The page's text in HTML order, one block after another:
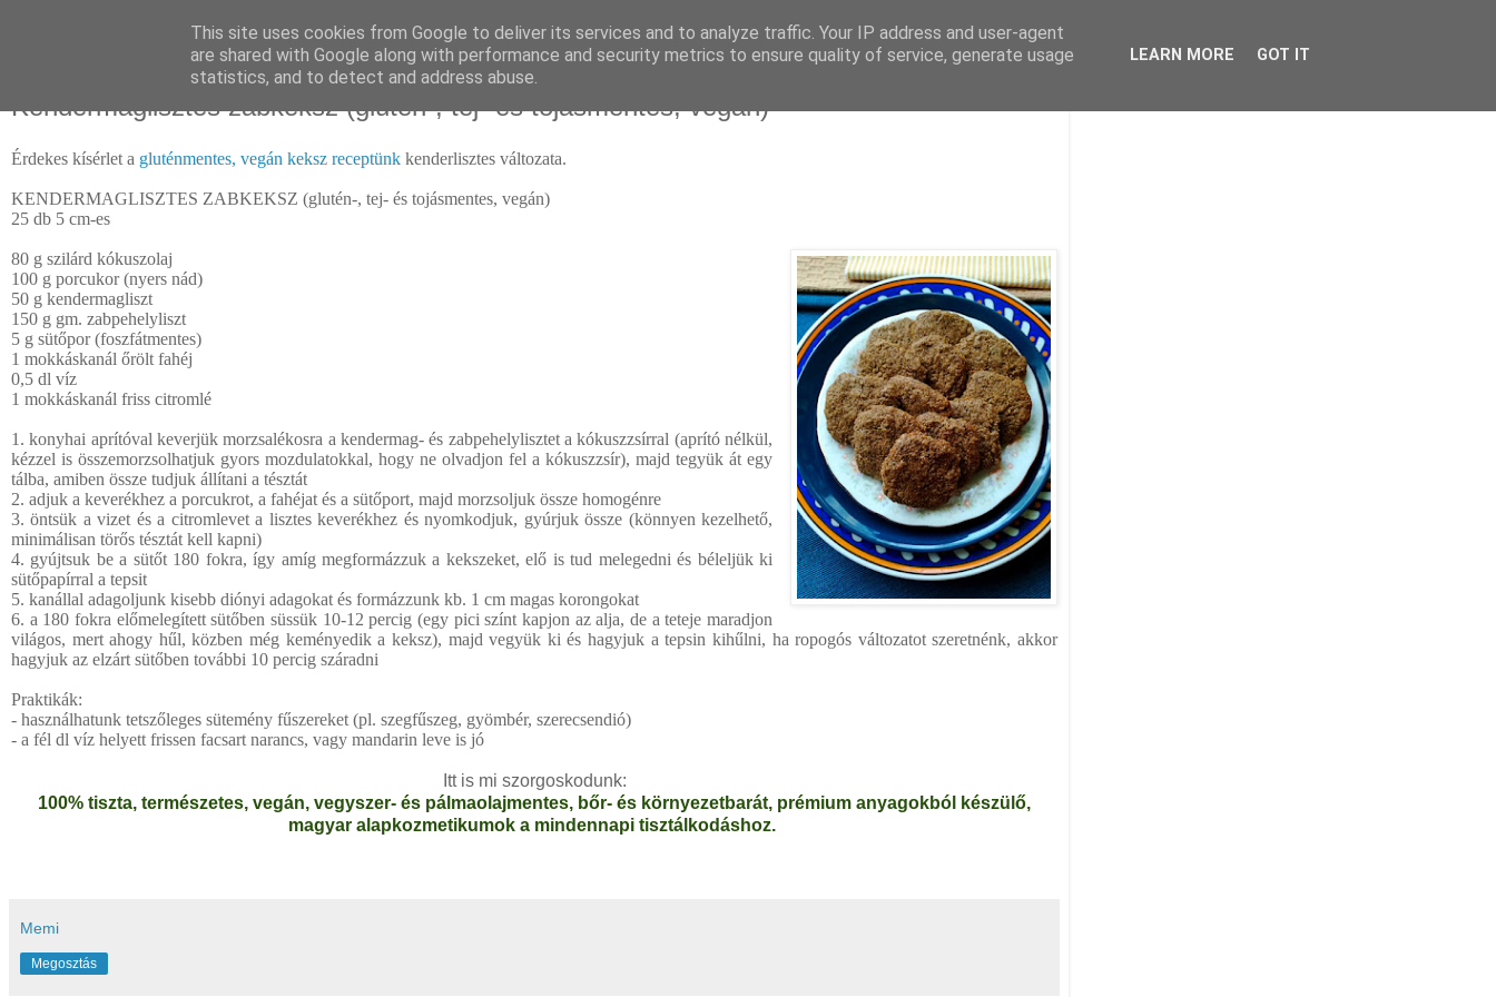
vasárnap, november 05, 2023
Kendermaglisztes zabkeksz (glutén-, tej- és tojásmentes, vegán)
Érdekes kísérlet a gluténmentes, vegán keksz receptünk kenderlisztes változata.
KENDERMAGLISZTES ZABKEKSZ (glutén-, tej- és tojásmentes, vegán)
25 db 5 cm-es
80 g szilárd kókuszolaj
100 g porcukor (nyers nád)
50 g kendermagliszt
150 g gm. zabpehelyliszt
5 g sütőpor (foszfátmentes)
1 mokkáskanál őrölt fahéj
0,5 dl víz
1 mokkáskanál friss citromlé
1. konyhai aprítóval keverjük morzsalékosra a kendermag- és zabpehelylisztet a kókuszzsírral (aprító nélkül,
kézzel is összemorzsolhatjuk gyors mozdulatokkal, hogy ne olvadjon fel a kókuszzsír), majd tegyük át egy
tálba, amiben össze tudjuk állítani a tésztát
2. adjuk a keverékhez a porcukrot, a fahéjat és a sütőport, majd morzsoljuk össze homogénre
3. öntsük a vizet és a citromlevet a lisztes keverékhez és nyomkodjuk, gyúrjuk össze (könnyen kezelhető,
minimálisan törős tésztát kell kapni)
4. gyújtsuk be a sütőt 180 fokra, így amíg megformázzuk a kekszeket, elő is tud melegedni és béleljük ki
sütőpapírral a tepsit
5. kanállal adagoljunk kisebb diónyi adagokat és formázzunk kb. 1 cm magas korongokat
6. a 180 fokra előmelegített sütőben süssük 10-12 percig (egy pici színt kapjon az alja, de a teteje maradjon
világos, mert ahogy hűl, közben még keményedik a keksz), majd vegyük ki és hagyjuk a tepsin kihűlni, ha ropogós változatot szeretnénk, akkor
hagyjuk az elzárt sütőben további 10 percig száradni
Praktikák:
- használhatunk tetszőleges sütemény fűszereket (pl. szegfűszeg, gyömbér, szerecsendió)
- a fél dl víz helyett frissen facsart narancs, vagy mandarin leve is jó
Itt is mi szorgoskodunk:
100% tiszta, természetes, vegán, vegyszer- és pálmaolajmentes, bőr- és környezetbarát, prémium anyagokból készülő,
magyar alapkozmetikumok a mindennapi tisztálkodáshoz.
Memi
Megosztás
This site uses cookies from Google to deliver its services and to analyze traffic. Your IP address and user-agent
are shared with Google along with performance and security metrics to ensure quality of service, generate usage
statistics, and to detect and address abuse.
LEARN MORE GOT IT